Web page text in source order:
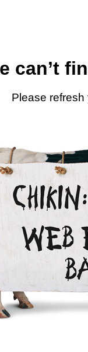
can’t
Please refresh